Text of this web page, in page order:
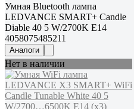
Умная Bluetooth лампа
LEDVANCE SMART+ Candle
Diable 40 5 W/2700K E14
4058075485211
Аналоги
Нет в наличии